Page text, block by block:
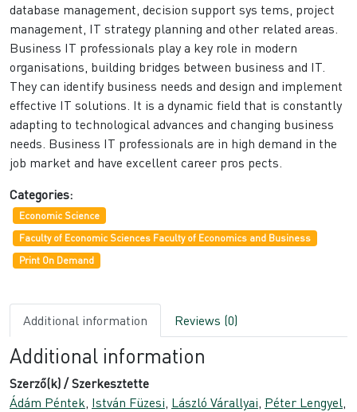
database management, decision support sys tems, project
management, IT strategy planning and other related areas.
Business IT professionals play a key role in modern
organisations, building bridges between business and IT.
They can identify business needs and design and implement
effective IT solutions. It is a dynamic field that is constantly
adapting to technological advances and changing business
needs. Business IT professionals are in high demand in the
job market and have excellent career pros pects.
Categories:
Economic Science
Faculty of Economic Sciences Faculty of Economics and Business
Print On Demand
Additional information Reviews (0)
Additional information
Szerző(k) / Szerkesztette
Ádám Péntek, István Füzesi, László Várallyai, Péter Lengyel,